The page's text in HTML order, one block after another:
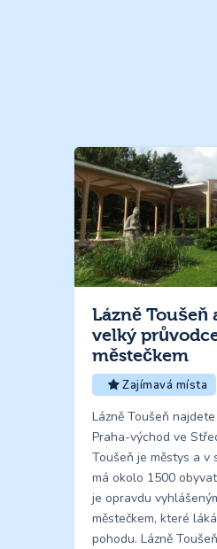
Lázně Toušeň
velký
městečkem
Zajímavá místa
Lázně Toušeň
Praha-východ ve
Toušeň je městys a v
má okolo 1500
je opravdu
městečkem, které
pohodu. Lázně